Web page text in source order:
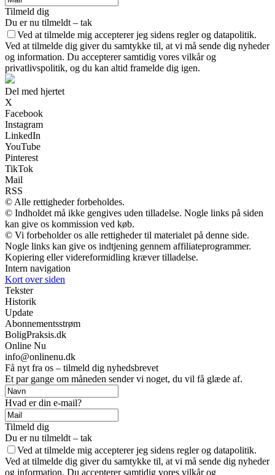
Tilmeld dig
Du er nu tilmeldt – tak
Ved at tilmelde mig accepterer jeg sidens regler og datapolitik.
Ved at tilmelde dig giver du samtykke til, at vi må sende dig nyheder
og information. Du accepterer samtidig vores vilkår og
privatlivspolitik, og du kan altid framelde dig igen.
Del med hjertet
X
Facebook
Instagram
LinkedIn
YouTube
Pinterest
TikTok
Mail
RSS
© Alle rettigheder forbeholdes.
© Indholdet må ikke gengives uden tilladelse. Nogle links på siden
kan give os kommission ved køb.
© Vi forbeholder os alle rettigheder til materialet på denne side.
Nogle links kan give os indtjening gennem affiliateprogrammer.
Kopiering eller videreformidling kræver tilladelse.
Intern navigation
Kort over siden
Tekster
Historik
Update
Abonnementsstrøm
BoligPraksis.dk
Online Nu
info@onlinenu.dk
Få nyt fra os – tilmeld dig nyhedsbrevet
Et par gange om måneden sender vi noget, du vil få glæde af.
Hvad er din e-mail?
Tilmeld dig
Du er nu tilmeldt – tak
Ved at tilmelde mig accepterer jeg sidens regler og datapolitik.
Ved at tilmelde dig giver du samtykke til, at vi må sende dig nyheder
og information. Du accepterer samtidig vores vilkår og